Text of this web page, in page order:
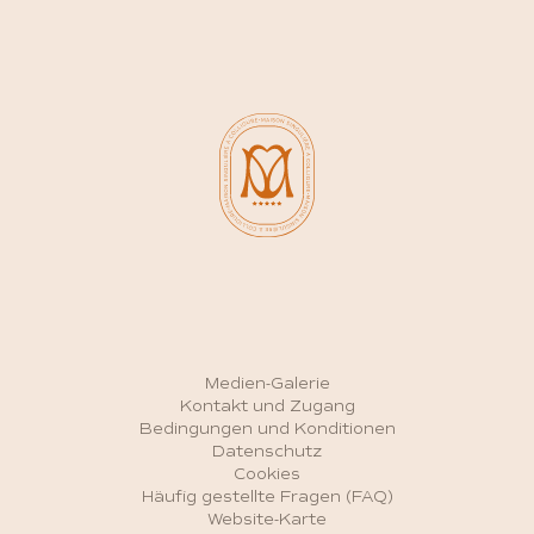
Medien-Galerie
Kontakt und Zugang
Bedingungen und Konditionen
Datenschutz
Cookies
Häufig gestellte Fragen (FAQ)
Website-Karte